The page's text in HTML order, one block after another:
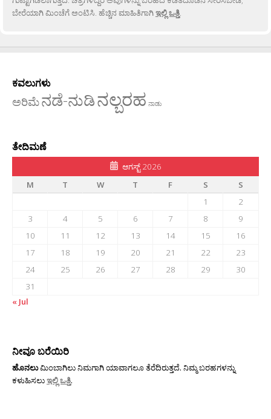
ಬೇರೆಯಾಗಿ ಮಿಂಚೆಗೆ ಅಂಟಿಸಿ. ಹೆಚ್ಚಿನ ಮಾಹಿತಿಗಾಗಿಇಲ್ಲಿ ಒತ್ತಿ.
ಕವಲುಗಳು
ಅರಿಮೆನಡೆ-ನುಡಿನಲ್ಬರಹ ನಾಡು
ತೇದಿಮಣೆ
ಆಗಸ್ಟ್ 2026
M
T W T F S
S
1
2
3
4 5 6 7 8
9
10
11 12 13 14 15
16
17
18 19 20 21 22
23
24
25 26 27 28 29
30
31
« Jul
ನೀವೂ ಬರೆಯಿರಿ
ಹೊನಲುಮಿಂಬಾಗಿಲು ನಿಮಗಾಗಿ ಯಾವಾಗಲೂ ತೆರೆದಿರುತ್ತದೆ. ನಿಮ್ಮ ಬರಹಗಳನ್ನು
ಕಳುಹಿಸಲುಇಲ್ಲಿ ಒತ್ತಿ.